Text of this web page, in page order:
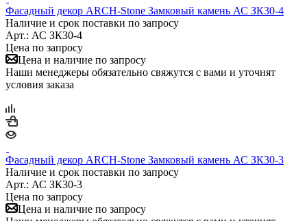
Фасадный декор ARCH-Stone Замковый камень АС ЗК30-4
Наличие и срок поставки по запросу
Арт.: АС ЗК30-4
Цена по запросу
Цена и наличие по запросу
Наши менеджеры обязательно свяжутся с вами и уточнят
условия заказа
Фасадный декор ARCH-Stone Замковый камень АС ЗК30-3
Наличие и срок поставки по запросу
Арт.: АС ЗК30-3
Цена по запросу
Цена и наличие по запросу